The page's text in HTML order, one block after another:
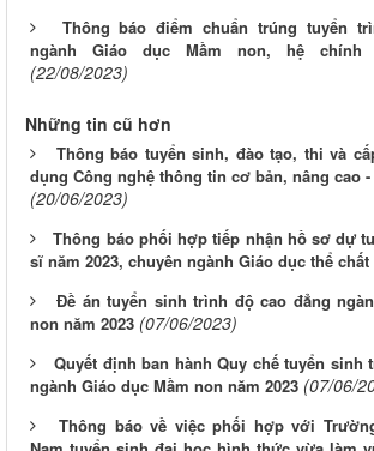
Thông báo điểm chuẩn trúng tuyển
ngành Giáo dục Mầm non, hệ chính
(22/08/2023)
Những tin cũ hơn
Thông báo tuyển sinh, đào tạo, thi và
dụng Công nghệ thông tin cơ bản, nâng cao -
(20/06/2023)
Thông báo phối hợp tiếp nhận hồ sơ dự
sĩ năm 2023, chuyên ngành Giáo dục thể chất
Đề án tuyển sinh trình độ cao đẳng
non năm 2023 (07/06/2023)
Quyết định ban hành Quy chế tuyển sinh
ngành Giáo dục Mầm non năm 2023 (07/06/
Thông báo về việc phối hợp với